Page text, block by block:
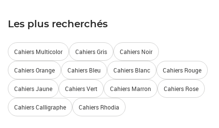
Les plus recherchés
Cahiers Multicolor Cahiers Gris Cahiers Noir
Cahiers Orange Cahiers Bleu Cahiers Blanc Cahiers Rouge
Cahiers Jaune Cahiers Vert Cahiers Marron Cahiers Rose
Cahiers Calligraphe Cahiers Rhodia